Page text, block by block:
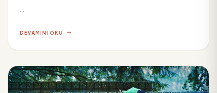
DEVAMINI OKU